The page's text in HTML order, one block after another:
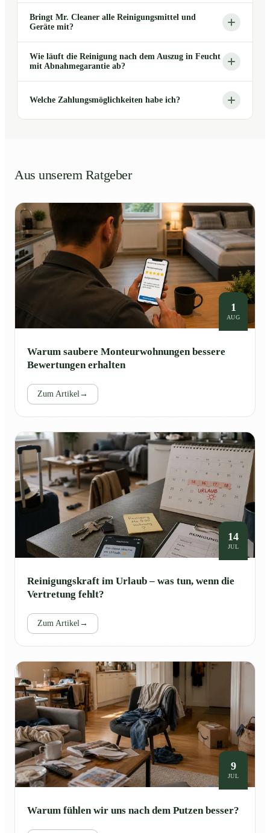
Bringt Mr. Cleaner alle Reinigungsmittel und
Geräte mit?
Wie läuft die Reinigung nach dem Auszug in Feucht
mit Abnahmegarantie ab?
Welche Zahlungsmöglichkeiten habe ich?
Aus unserem Ratgeber
1
AUG
Warum saubere Monteurwohnungen bessere
Bewertungen erhalten
Zum Artikel →
14
JUL
Reinigungskraft im Urlaub – was tun, wenn die
Vertretung fehlt?
Zum Artikel →
9
JUL
Warum fühlen wir uns nach dem Putzen besser?